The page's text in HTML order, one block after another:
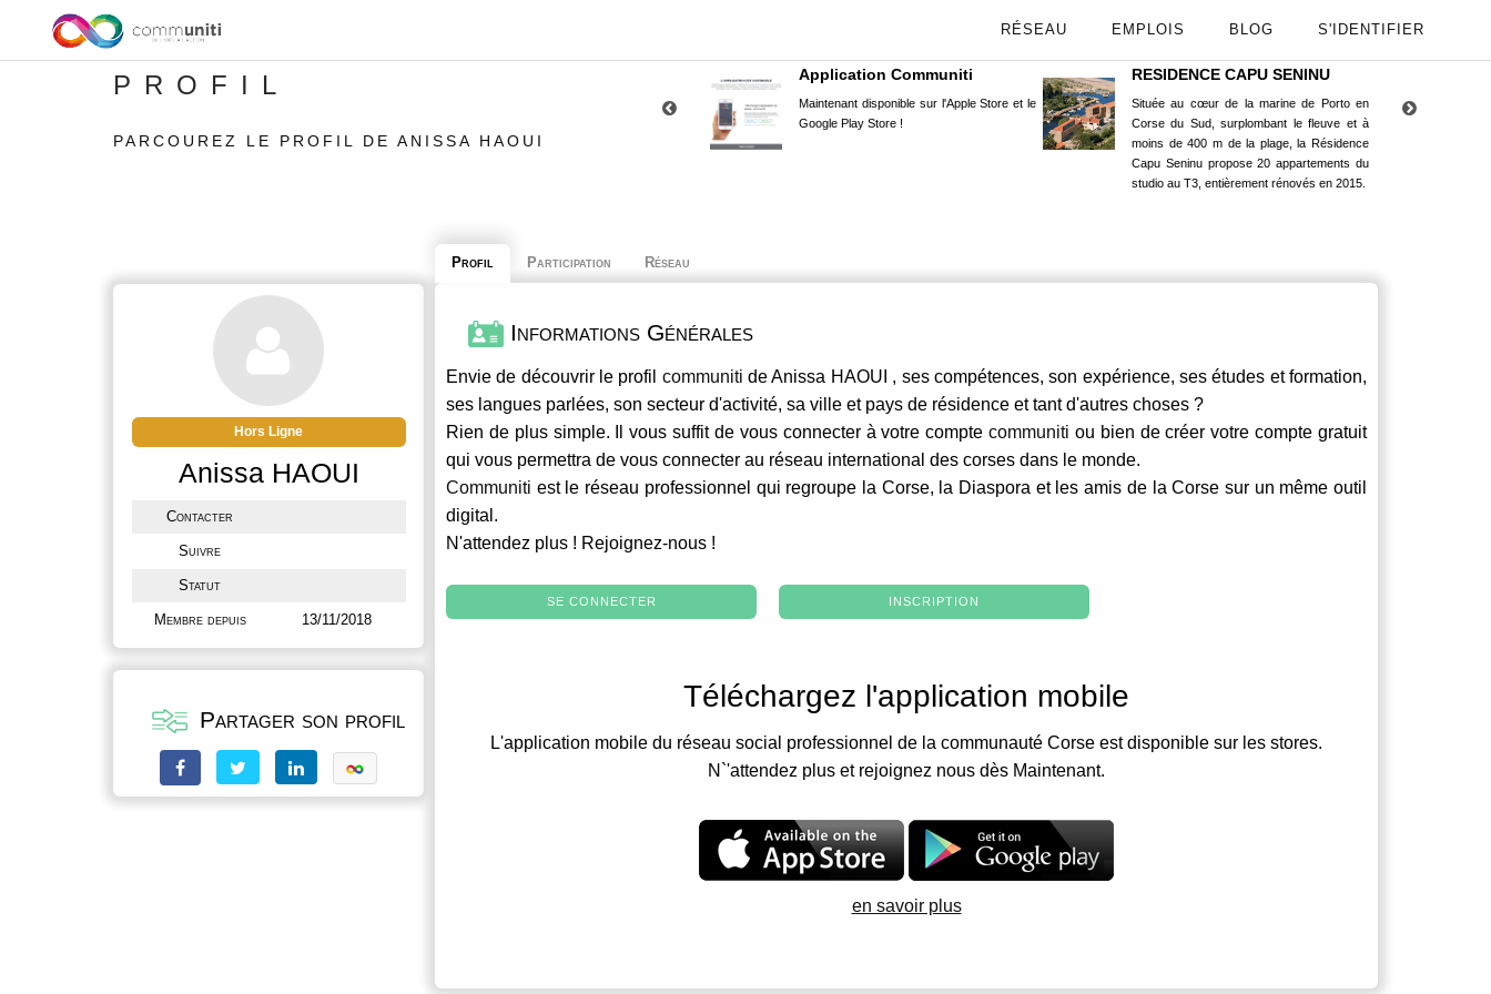
RÉSEAU EMPLOIS BLOG S'IDENTIFIER
PROFIL
PARCOUREZ LE PROFIL DE ANISSA HAOUI
Application Communiti
Maintenant disponible sur l'Apple Store et le
Google Play Store !
RESIDENCE CAPU SENINU
Située au cœur de la marine de Porto en
Corse du Sud, surplombant le fleuve et à
moins de 400 m de la plage, la Résidence
Capu Seninu propose 20 appartements du
studio au T3, entièrement rénovés en 2015.
Hors Ligne
Anissa HAOUI
Contacter
Suivre
Statut
Membre depuis 13/11/2018
Partager son profil
Profil Participation Réseau
Informations Générales
Envie de découvrir le profil communiti de Anissa HAOUI , ses compétences, son expérience, ses études et formation,
ses langues parlées, son secteur d'activité, sa ville et pays de résidence et tant d'autres choses ?
Rien de plus simple. Il vous suffit de vous connecter à votre comptecommuniti ou bien de créer votre compte gratuit
qui vous permettra de vous connecter au réseau international des corses dans le monde.
Communiti est le réseau professionnel qui regroupe la Corse, la Diaspora et les amis de la Corse sur un même outil
digital.
N'attendez plus ! Rejoignez-nous !
SE CONNECTER INSCRIPTION
Téléchargez l'application mobile
L'application mobile du réseau social professionnel de la communauté Corse est disponible sur les stores.
N`'attendez plus et rejoignez nous dès Maintenant.
en savoir plus